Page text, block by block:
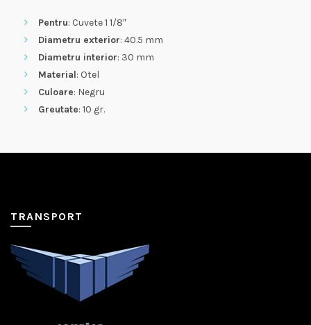
Pentru: Cuvete 1 1/8″
Diametru exterior: 40.5 mm
Diametru interior: 30 mm
Material: Otel
Culoare: Negru
Greutate: 10 gr.
TRANSPORT